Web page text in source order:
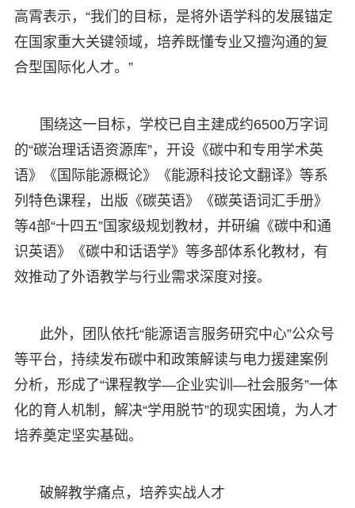
高霄表示，“我们的目标，是将外语学科的发展锚定
在国家重大关键领域，培养既懂专业又擅沟通的复
合型国际化人才。”
围绕这一目标，学校已自主建成约6500万字词
的“碳治理话语资源库”，开设《碳中和专用学术英
语》《国际能源概论》《能源科技论文翻译》等系
列特色课程，出版《碳英语》《碳英语词汇手册》
等4部“十四五”国家级规划教材，并研编《碳中和通
识英语》《碳中和话语学》等多部体系化教材，有
效推动了外语教学与行业需求深度对接。
此外，团队依托“能源语言服务研究中心”公众号
等平台，持续发布碳中和政策解读与电力援建案例
分析，形成了“课程教学—企业实训—社会服务”一体
化的育人机制，解决“学用脱节”的现实困境，为人才
培养奠定坚实基础。
破解教学痛点，培养实战人才